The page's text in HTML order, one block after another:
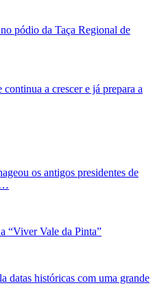
pódio da Taça Regional de
a crescer e já prepara a
os antigos presidentes de
“Viver Vale da Pinta”
datas históricas com uma grande